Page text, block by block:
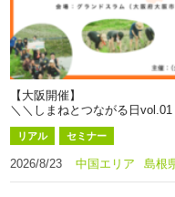
【大阪開催】
＼＼しまねとつながる日
リアル セミナー
2026/8/23 中国エリア 島根